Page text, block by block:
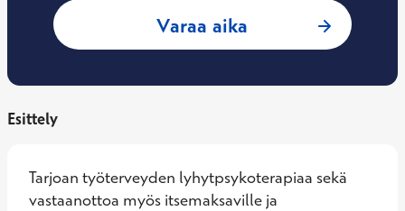
Varaa aika : Elina Virtasalo,
Esittely
Tarjoan työterveyden lyhytpsykoterapiaa sekä
vastaanottoa myös itsemaksaville ja